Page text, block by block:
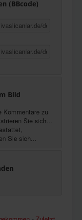
(BBcode)
Bild
Kommentare zu
Sie sich...
Sie sich...